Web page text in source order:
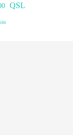
QSL